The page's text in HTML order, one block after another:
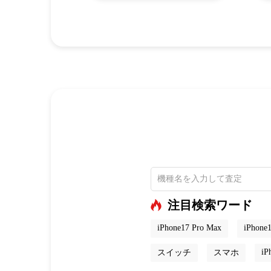
注目検索ワード
iPhone17 Pro Max
スイッチ スマホ